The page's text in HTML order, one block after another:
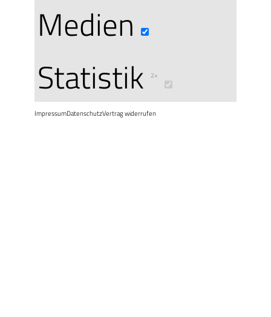
Medien
Statistik
2×
ImpressumDatenschutzVertrag widerrufen